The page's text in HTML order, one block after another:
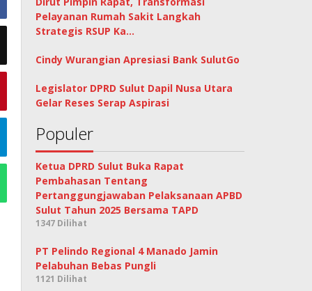
Pelayanan Rumah Sakit Langkah
Strategis RSUP Ka…
Cindy Wurangian Apresiasi Bank SulutGo
Legislator DPRD Sulut Dapil Nusa Utara
Gelar Reses Serap Aspirasi
Populer
Ketua DPRD Sulut Buka Rapat
Pembahasan Tentang
Pertanggungjawaban Pelaksanaan APBD
Sulut Tahun 2025 Bersama TAPD
1347 Dilihat
PT Pelindo Regional 4 Manado Jamin
Pelabuhan Bebas Pungli
1121 Dilihat